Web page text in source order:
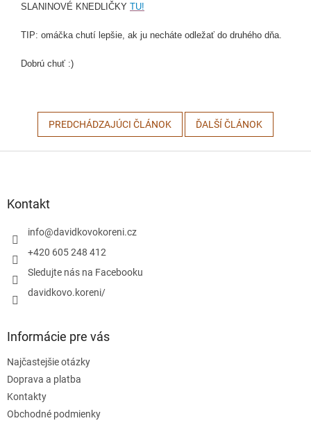
SLANINOVÉ KNEDLIČKY TU!
TIP: omáčka chutí lepšie, ak ju necháte odležať do druhého dňa.
Dobrú chuť :)
PREDCHÁDZAJÚCI ČLÁNOK ĎALŠÍ ČLÁNOK
Kontakt
info@davidkovokoreni.cz
+420 605 248 412
Sledujte nás na Facebooku
davidkovo.koreni/
Informácie pre vás
Najčastejšie otázky
Doprava a platba
Kontakty
Obchodné podmienky